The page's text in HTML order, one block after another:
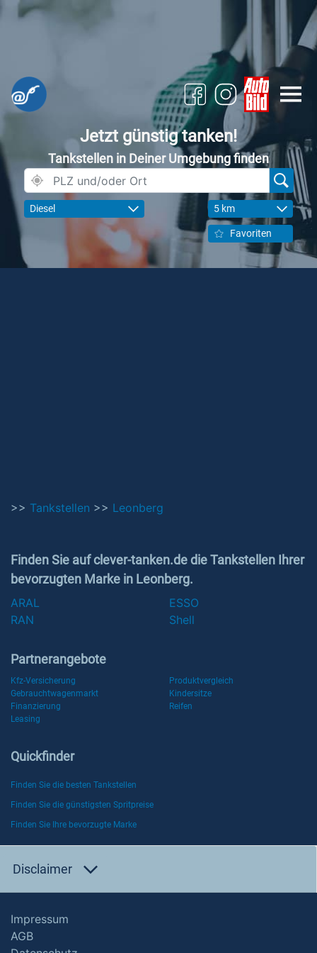
Jetzt günstig tanken!
Tankstellen in Deiner Umgebung finden
Diesel 5 km
Favoriten
>> Tankstellen >> Leonberg
Finden Sie auf clever-tanken.de die Tankstellen Ihrer
bevorzugten Marke in Leonberg.
ARAL
ESSO
RAN
Shell
Partnerangebote
Kfz-Versicherung
Produktvergleich
Gebrauchtwagenmarkt
Kindersitze
Finanzierung
Reifen
Leasing
Quickfinder
Finden Sie die besten Tankstellen
Finden Sie die günstigsten Spritpreise
Finden Sie Ihre bevorzugte Marke
Disclaimer
Impressum
AGB